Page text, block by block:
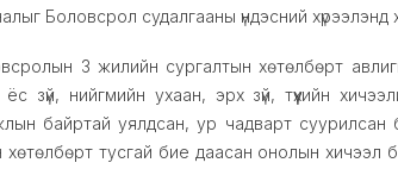
Боловсрол судалгааны үндэсний хүрээлэнд
3 жилийн сургалтын хөтөлбөрт
зүй, нийгмийн ухаан, эрх зүй, түүхийн
байртай уялдсан, ур чадварт
тусгай бие даасан онолын хичээл